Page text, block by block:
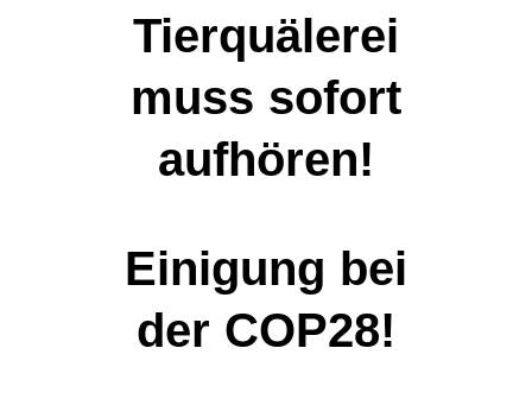
Tierquälerei
muss sofort
aufhören!
Einigung bei
der COP28!